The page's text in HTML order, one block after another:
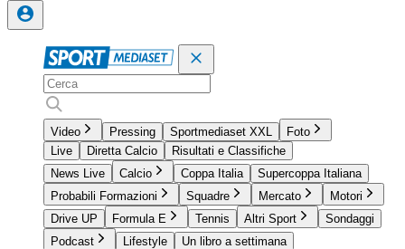
Video Pressing Sportmediaset XXL
Foto
Live
Diretta Calcio
Risultati e Classifiche
News Live
Calcio Coppa Italia
Supercoppa Italiana
Probabili Formazioni
Squadre Mercato
Motori
Drive UP
Formula E Tennis Altri Sport
Sondaggi
Podcast
Lifestyle
Un libro a settimana